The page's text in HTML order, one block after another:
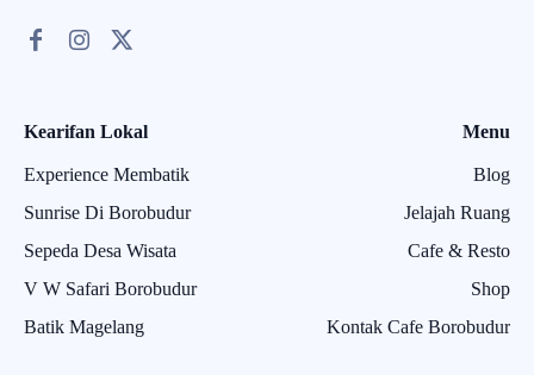
Kearifan Lokal
Experience Membatik
Sunrise Di Borobudur
Sepeda Desa Wisata
V W Safari Borobudur
Batik Magelang
Menu
Blog
Jelajah Ruang
Cafe & Resto
Shop
Kontak Cafe Borobudur